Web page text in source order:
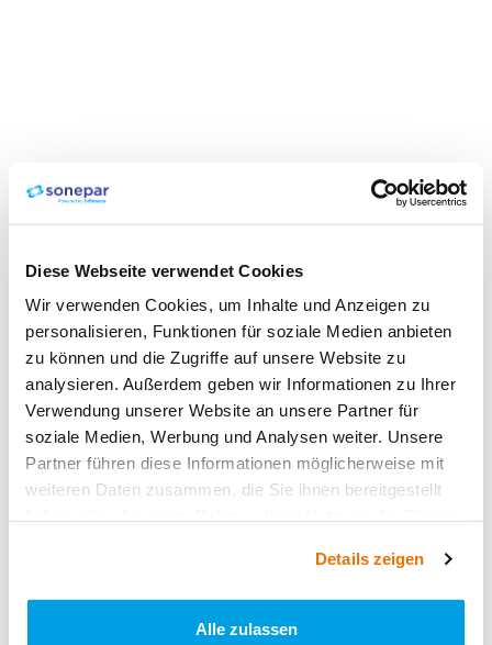
Diese Webseite verwendet Cookies
Wir verwenden Cookies, um Inhalte und Anzeigen zu
personalisieren, Funktionen für soziale Medien anbieten
zu können und die Zugriffe auf unsere Website zu
analysieren. Außerdem geben wir Informationen zu Ihrer
Verwendung unserer Website an unsere Partner für
soziale Medien, Werbung und Analysen weiter. Unsere
Partner führen diese Informationen möglicherweise mit
weiteren Daten zusammen, die Sie ihnen bereitgestellt
Details zeigen
Alle zulassen